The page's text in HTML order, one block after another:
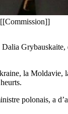
la
polonais, a